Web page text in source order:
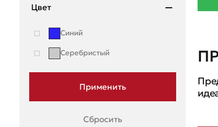
Mazda
Mitsubishi
Nissan
Цвет
Синий
Серебристый
Сбросить